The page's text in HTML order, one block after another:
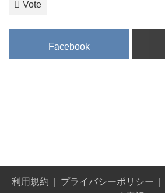
Vote
Facebook
利用規約 プライバシーポリシー